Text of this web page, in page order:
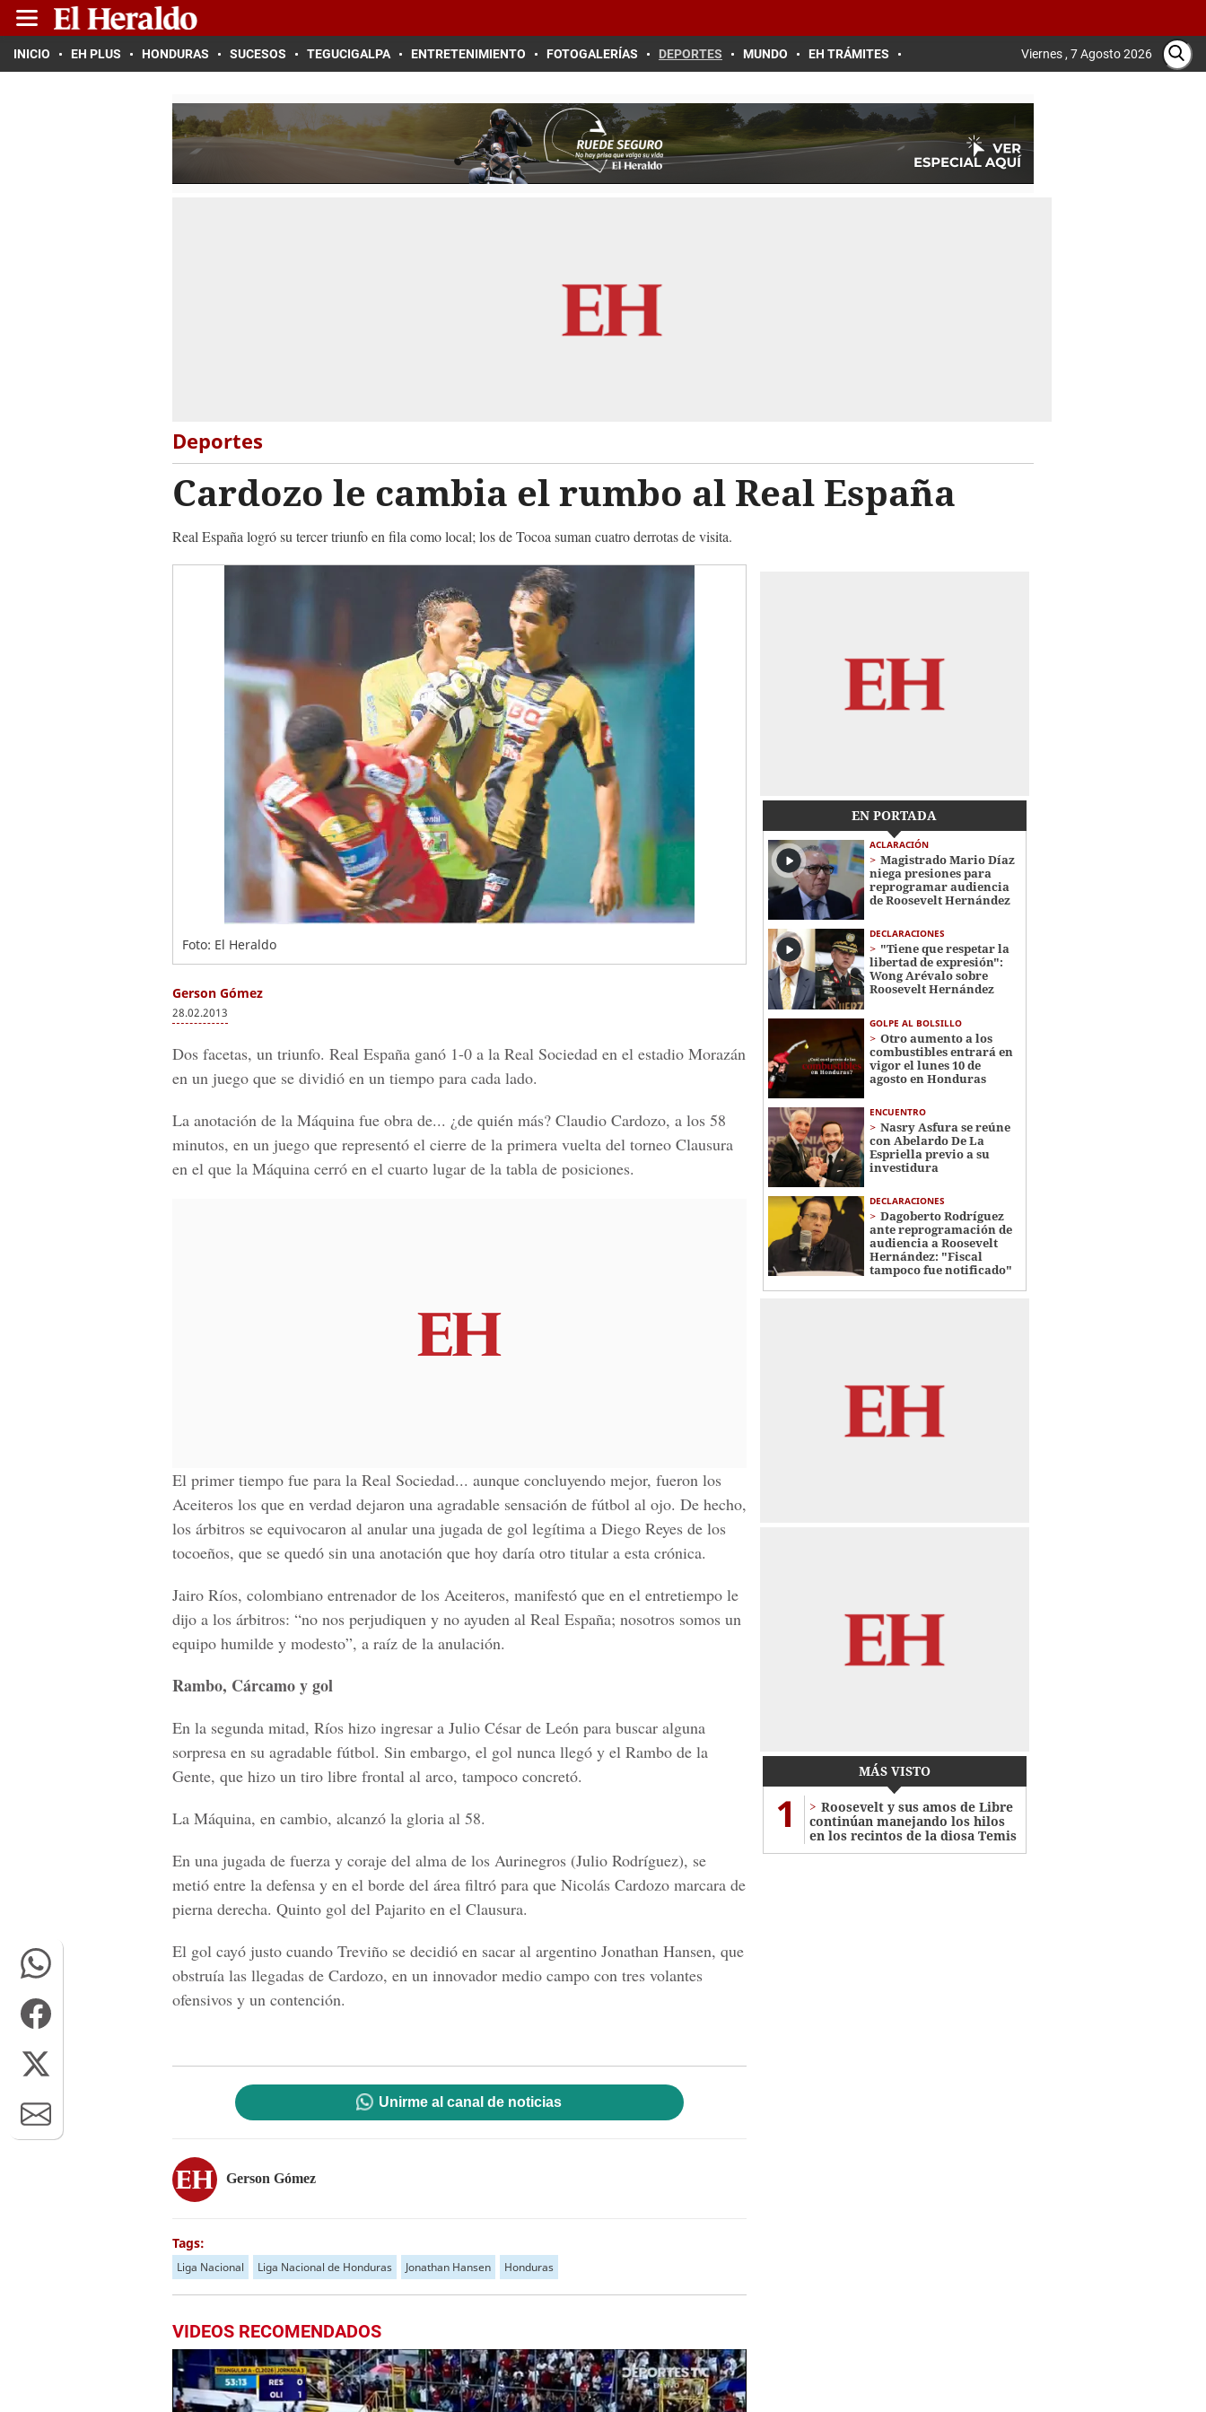
INICIO EH PLUS HONDURAS SUCESOS TEGUCIGALPA ENTRETENIMIENTO FOTOGALERÍAS DEPORTES MUNDO EH TRÁMITES Viernes , 7 Agosto 2026
Deportes
Cardozo le cambia el rumbo al Real España
Real España logró su tercer triunfo en fila como local; los de Tocoa suman cuatro derrotas de visita.
Foto: El Heraldo
Gerson Gómez
28.02.2013
Dos facetas, un triunfo. Real España ganó 1-0 a la Real Sociedad en el estadio Morazán
en un juego que se dividió en un tiempo para cada lado.
La anotación de la Máquina fue obra de... ¿de quién más? Claudio Cardozo, a los 58
minutos, en un juego que representó el cierre de la primera vuelta del torneo Clausura
en el que la Máquina cerró en el cuarto lugar de la tabla de posiciones.
El primer tiempo fue para la Real Sociedad... aunque concluyendo mejor, fueron los
Aceiteros los que en verdad dejaron una agradable sensación de fútbol al ojo. De hecho,
los árbitros se equivocaron al anular una jugada de gol legítima a Diego Reyes de los
tocoeños, que se quedó sin una anotación que hoy daría otro titular a esta crónica.
Jairo Ríos, colombiano entrenador de los Aceiteros, manifestó que en el entretiempo le
dijo a los árbitros: “no nos perjudiquen y no ayuden al Real España; nosotros somos un
equipo humilde y modesto”, a raíz de la anulación.
Rambo, Cárcamo y gol
En la segunda mitad, Ríos hizo ingresar a Julio César de León para buscar alguna
sorpresa en su agradable fútbol. Sin embargo, el gol nunca llegó y el Rambo de la
Gente, que hizo un tiro libre frontal al arco, tampoco concretó.
La Máquina, en cambio, alcanzó la gloria al 58.
En una jugada de fuerza y coraje del alma de los Aurinegros (Julio Rodríguez), se
metió entre la defensa y en el borde del área filtró para que Nicolás Cardozo marcara de
pierna derecha. Quinto gol del Pajarito en el Clausura.
El gol cayó justo cuando Treviño se decidió en sacar al argentino Jonathan Hansen, que
obstruía las llegadas de Cardozo, en un innovador medio campo con tres volantes
ofensivos y un contención.
Unirme al canal de noticias
Gerson Gómez
Tags:
Liga Nacional Liga Nacional de Honduras Jonathan Hansen Honduras
VIDEOS RECOMENDADOS
EN PORTADA
ACLARACIÓN
Magistrado Mario Díaz
niega presiones para
reprogramar audiencia
de Roosevelt Hernández
DECLARACIONES
"Tiene que respetar la
libertad de expresión":
Wong Arévalo sobre
Roosevelt Hernández
GOLPE AL BOLSILLO
Otro aumento a los
combustibles entrará en
vigor el lunes 10 de
agosto en Honduras
ENCUENTRO
Nasry Asfura se reúne
con Abelardo De La
Espriella previo a su
investidura
DECLARACIONES
Dagoberto Rodríguez
ante reprogramación de
audiencia a Roosevelt
Hernández: "Fiscal
tampoco fue notificado"
MÁS VISTO
1
Roosevelt y sus amos de Libre
continúan manejando los hilos
en los recintos de la diosa Temis